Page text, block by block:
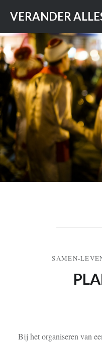
content
VERANDER
SAMEN-
Bij het organiseren van